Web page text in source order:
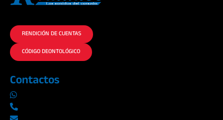
RENDICIÓN DE CUENTAS
CÓDIGO DEONTOLÓGICO
Contactos